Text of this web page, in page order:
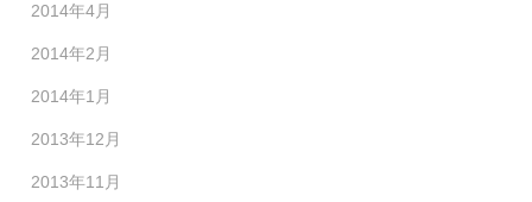
2014年4月
2014年2月
2014年1月
2013年12月
2013年11月